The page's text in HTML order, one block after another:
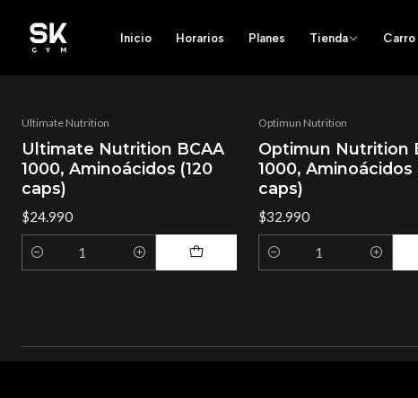
Inicio Horarios Planes Tienda Carro
Ultimate Nutrition
Ultimate Nutrition BCAA
1000, Aminoácidos (120
caps)
$24.990
Cantidad
Optimun Nutrition
Optimun Nutrition
1000, Aminoácidos
caps)
$32.990
Cantidad